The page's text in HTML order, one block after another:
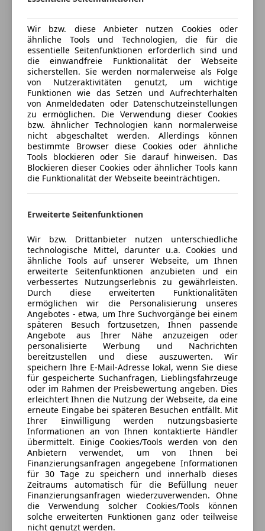
Airbag hinten
Beifahrerairbag
ESP
Fahrerairbag
Geschwindigkeits-begrenzungsanlage
Isofix
Kopfairbag
Seitenairbag
Servolenkung
Traktionskontrolle
Wegfahrsperre
Alufelgen
Partikelfilter
Scheckheft ist nicht gepflegt.
Auto ist Nichtraucherauto.
Man sieht auf der Seite eine kleine Delle (Vorbesitzer).
Ansonsten ist das Auto in einem guten Zustand (dem
alter entsprechende Gebrauchsspuren).
Zusätzlich ist das Fahrzeug:
8-fach bereift
Sommerreifen auf originalen BMW Alufelgen
Besichtigung nach Vereinbarung möglich. Bei
Wunsch, kann das Auto in eine Werkstatt nach Wahl
zur Überprüfung gebracht werden.
CarVertical Bericht vorhanden.
Bei Rückfragen stehe ich jederzeit zur Verfügung.
Versicherung
Kfz-Versicherung
Versicherungsschutz an Ihre Bedürfnisse
anpassen
Freischaden-Gutschein ab Stufe 0
Auto einfach online versichern & Rabatt holen
Verkäufer Privat
6142 Mieders, AT
Kontakt
Anbieter kontaktieren
Deine Nachricht
3 ähnliche Fahrzeuge gefunden
Wir bzw. diese Anbieter nutzen Cookies oder
ähnliche Tools und Technologien, die für die
essentielle Seitenfunktionen erforderlich sind und
die einwandfreie Funktionalität der Webseite
sicherstellen. Sie werden normalerweise als Folge
von Nutzeraktivitäten genutzt, um wichtige
Funktionen wie das Setzen und Aufrechterhalten
von Anmeldedaten oder Datenschutzeinstellungen
zu ermöglichen. Die Verwendung dieser Cookies
bzw. ähnlicher Technologien kann normalerweise
nicht abgeschaltet werden. Allerdings können
bestimmte Browser diese Cookies oder ähnliche
Tools blockieren oder Sie darauf hinweisen. Das
Blockieren dieser Cookies oder ähnlicher Tools kann
die Funktionalität der Webseite beeinträchtigen.
Erweiterte Seitenfunktionen
Wir bzw. Drittanbieter nutzen unterschiedliche
technologische Mittel, darunter u.a. Cookies und
ähnliche Tools auf unserer Webseite, um Ihnen
erweiterte Seitenfunktionen anzubieten und ein
verbessertes Nutzungserlebnis zu gewährleisten.
Durch diese erweiterten Funktionalitäten
ermöglichen wir die Personalisierung unseres
Angebotes - etwa, um Ihre Suchvorgänge bei einem
späteren Besuch fortzusetzen, Ihnen passende
Angebote aus Ihrer Nähe anzuzeigen oder
personalisierte Werbung und Nachrichten
bereitzustellen und diese auszuwerten. Wir
speichern Ihre E-Mail-Adresse lokal, wenn Sie diese
für gespeicherte Suchanfragen, Lieblingsfahrzeuge
oder im Rahmen der Preisbewertung angeben. Dies
erleichtert Ihnen die Nutzung der Webseite, da eine
erneute Eingabe bei späteren Besuchen entfällt. Mit
Ihrer Einwilligung werden nutzungsbasierte
Informationen an von Ihnen kontaktierte Händler
übermittelt. Einige Cookies/Tools werden von den
Anbietern verwendet, um von Ihnen bei
Finanzierungsanfragen angegebene Informationen
für 30 Tage zu speichern und innerhalb dieses
Zeitraums automatisch für die Befüllung neuer
Finanzierungsanfragen wiederzuverwenden. Ohne
die Verwendung solcher Cookies/Tools können
solche erweiterten Funktionen ganz oder teilweise
nicht genutzt werden.